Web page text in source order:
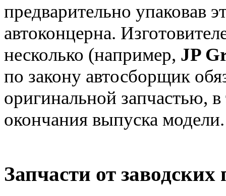
предварительно упаковав
автоконцерна.
несколько (например, JP
по закону автосборщик
оригинальной запчастью,
окончания выпуска модели.
Запчасти от